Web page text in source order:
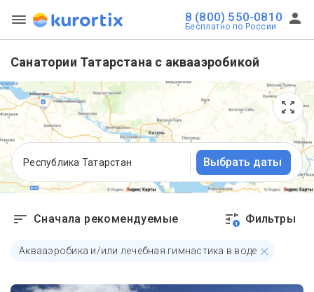
8 (800) 550-0810
Бесплатно по России
Санатории Татарстана с аквааэробикой
Республика Татарстан Выбрать даты
Сначала рекомендуемые 1 Фильтры
Аквааэробика и/или лечебная гимнастика в воде